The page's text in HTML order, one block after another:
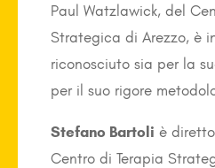
Paul Watzla­wick, del
Strategica di Arezzo, è
riconosciuto sia per la
per il suo rigore
Stefano Bartoli è
Centro di Terapia